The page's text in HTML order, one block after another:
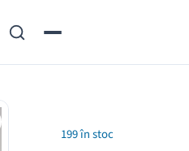
199 în stoc